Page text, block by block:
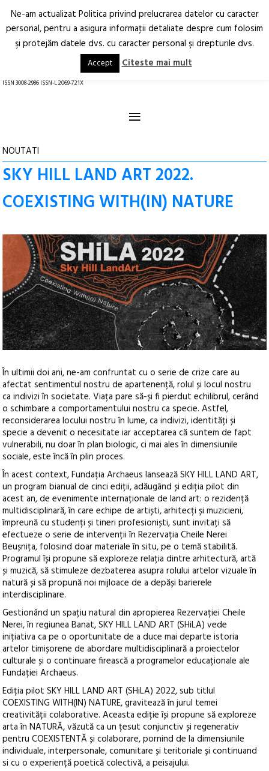
Arhitectură.
Oraș.
RO EN
ISSN 3008-2986 ISSN-L 2069-721X
≡
NOUTATI
SKY HILL LAND ART 2022.
COEXISTING WITH(IN) NATURE
În ultimii doi ani, ne-am confruntat cu o serie de crize care au
afectat sentimentul nostru de apartenență, rolul și locul nostru
ca indivizi în societate. Viața pare să-și fi pierdut echilibrul, cerând
o schimbare a comportamentului nostru ca specie. Astfel,
reconsiderarea locului nostru în lume, ca indivizi, identități și
specie a devenit o necesitateiar acceptarea că suntem de fapt
vulnerabili, nu doar în plan biologic, ci mai ales în dimensiunile
sociale, este încă în plin proces.
În acest context, Fundația Archaeus lansează SKY HILL LAND ART,
un program bianual de cinci ediții, adăugând și ediția pilot din
acest an, de evenimente internaționale de land art: o rezidență
multidisciplinară, în care echipe de artiști, arhitecți și muzicieni,
împreună cu studenți și tineri profesioniști, sunt invitați să
efectueze o serie de intervenții în Rezervația Cheile Nerei
Beușnița, folosind doar materiale în situ, pe o temă stabilită.
Programul își propune să exploreze relația dintre arhitectură, artă
și muzică, să stimuleze dezbaterea asupra rolului artelor vizuale în
natură și să propună noi mijloace de a depăși barierele
interdisciplinare.
Gestionând un spațiu natural din apropierea Rezervației Cheile
Nerei, în regiunea Banat, SKY HILL LAND ART (SHiLA) vede
inițiativa ca pe o oportunitate de a duce mai departe istoria
artelor timișorene de abordare multidisciplinară a proiectelor
culturale și o continuare firească a programelor educaționale ale
Fundației Archaeus.
Ediția pilot SKY HILL LAND ART (SHiLA) 2022, sub titlul
COEXISTING WITH(IN) NATURE, gravitează în jurul temei
creativității colaborative. Aceasta ediție își propune să exploreze
arta în NATURĂ, văzută ca un țesut conjunctiv și regenerativ
pentru COEXISTENTĂ și colaborare, pornind de la dimensiunile
individuale, interpersonale, comunitare și teritoriale și continuand
si cu o experiență poetică colectivă, a peisajului.
Ne-am actualizat Politica privind prelucrarea datelor cu caracter
personal, pentru a asigura informaţii detaliate despre cum folosim
şi protejăm datele dvs. cu caracter personal şi drepturile dvs.
Accept Citeste mai mult